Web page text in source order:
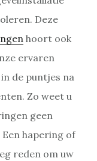
Deze
hoort ook
ervaren
de puntjes na
Zo weet u
geen
hapering of
reden om uw